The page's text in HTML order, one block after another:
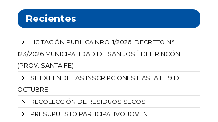
Recientes
LICITACIÓN PUBLICA NRO. 1/2026. DECRETO N°
123/2026 MUNICIPALIDAD DE SAN JOSÉ DEL RINCÓN
(PROV. SANTA FE)
SE EXTIENDE LAS INSCRIPCIONES HASTA EL 9 DE
OCTUBRE
RECOLECCIÓN DE RESIDUOS SECOS
PRESUPUESTO PARTICIPATIVO JOVEN